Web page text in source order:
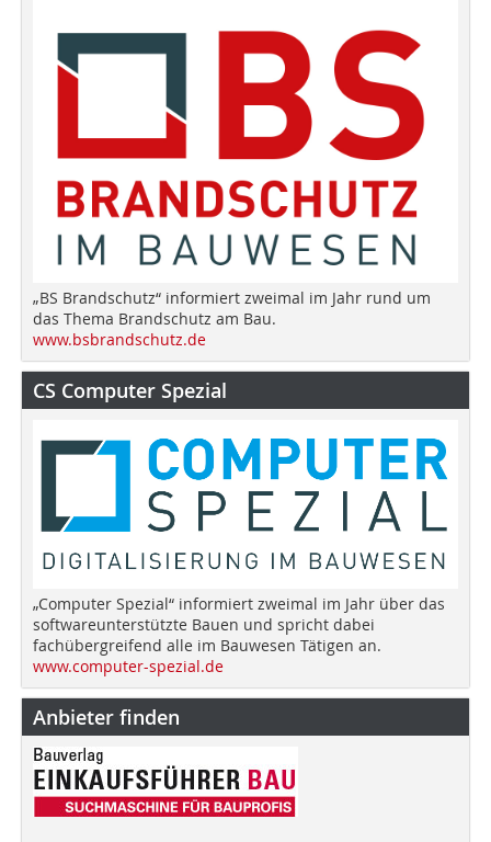
„BS Brandschutz“ informiert zweimal im Jahr rund um
das Thema Brandschutz am Bau.
www.bsbrandschutz.de
CS Computer Spezial
„Computer Spezial“ informiert zweimal im Jahr über das
softwareunterstützte Bauen und spricht dabei
fachübergreifend alle im Bauwesen Tätigen an.
www.computer-spezial.de
Anbieter finden